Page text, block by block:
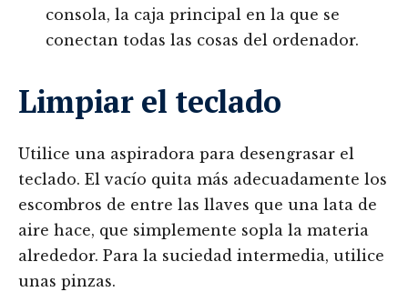
consola, la caja principal en la que se
conectan todas las cosas del ordenador.
Limpiar el teclado
Utilice una aspiradora para desengrasar el
teclado. El vacío quita más adecuadamente los
escombros de entre las llaves que una lata de
aire hace, que simplemente sopla la materia
alrededor. Para la suciedad intermedia, utilice
unas pinzas.